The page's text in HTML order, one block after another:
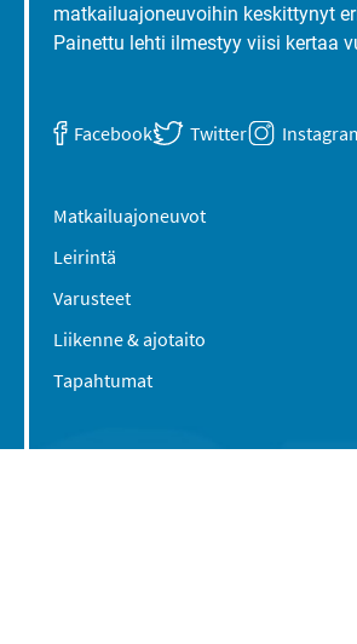
matkailuajoneuvoihin keskittynyt
Painettu lehti ilmestyy viisi kertaa
Facebook Twitter
Matkailuajoneuvot
Leirintä
Varusteet
Liikenne & ajotaito
Tapahtumat